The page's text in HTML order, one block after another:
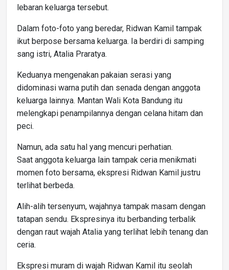
lebaran keluarga tersebut.
Dalam foto-foto yang beredar, Ridwan Kamil tampak
ikut berpose bersama keluarga. Ia berdiri di samping
sang istri, Atalia Praratya.
Keduanya mengenakan pakaian serasi yang
didominasi warna putih dan senada dengan anggota
keluarga lainnya. Mantan Wali Kota Bandung itu
melengkapi penampilannya dengan celana hitam dan
peci.
Namun, ada satu hal yang mencuri perhatian.
Saat anggota keluarga lain tampak ceria menikmati
momen foto bersama, ekspresi Ridwan Kamil justru
terlihat berbeda.
Alih-alih tersenyum, wajahnya tampak masam dengan
tatapan sendu. Ekspresinya itu berbanding terbalik
dengan raut wajah Atalia yang terlihat lebih tenang dan
ceria.
Ekspresi muram di wajah Ridwan Kamil itu seolah